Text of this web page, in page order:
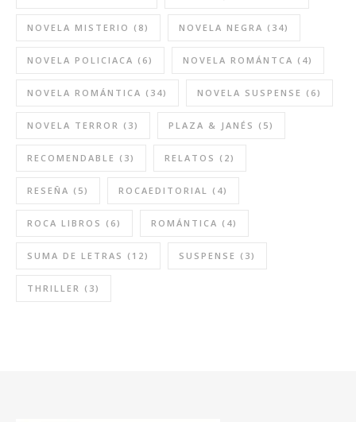
NOVELA MISTERIO (8) NOVELA NEGRA (34)
NOVELA POLICIACA (6) NOVELA ROMÁNTCA (4)
NOVELA ROMÁNTICA (34) NOVELA SUSPENSE (6)
NOVELA TERROR (3) PLAZA & JANÉS (5)
RECOMENDABLE (3) RELATOS (2)
RESEÑA (5) ROCAEDITORIAL (4)
ROCA LIBROS (6) ROMÁNTICA (4)
SUMA DE LETRAS (12) SUSPENSE (3)
THRILLER (3)